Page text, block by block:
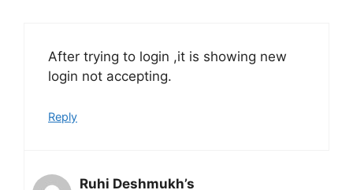
After trying to login ,it is showing new
login not accepting.
Reply
Ruhi Deshmukh’s